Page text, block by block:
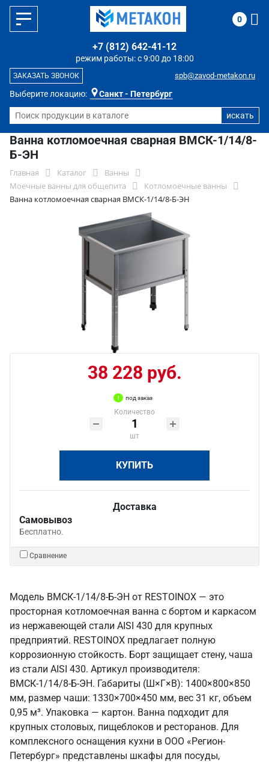
Выберите локацию: Санкт - Петербург
режим работы: с 9:00 до 18:00
+7 (812) 642-41-12
spb@zavod-metakon.ru
ЗАКАЗАТЬ ЗВОНОК
0
Ванна котломоечная сварная ВМСК-1/14/8-
Б-ЭН
Главная Каталог
Ванны
Моечные ванны для общепита
Котломоечные ванны
Ванна котломоечная сварная ВМСК-1/14/8-Б-ЭН
38 228 руб.
под заказ
Количество
шт
КУПИТЬ
Доставка
Самовывоз
Бесплатно.
Сравнение
Модель ВМСК-1/14/8-Б-ЭН от RESTOINOX — это
просторная котломоечная ванна с бортом и каркасом
из нержавеющей стали AISI 430 для крупных
предприятий. RESTOINOX предлагает полную
коррозионную стойкость. Борт защищает стену, чаша
из стали AISI 430. Артикул производителя:
ВМСК-1/14/8-Б-ЭН. Габариты (Ш×Г×В): 1400×800×850
мм, размер чаши: 1330×700×450 мм, вес 31 кг, объем
0,95 м³. Упаковка — картон. Ванна подходит для
крупных столовых, пищеблоков и ресторанов. Для
комплексного оснащения кухни в ООО «Регион-
Петербург» представлены шкафы для посуды,